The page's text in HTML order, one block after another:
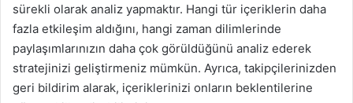
sürekli olarak analiz yapmaktır. Hangi tür içeriklerin daha
fazla etkileşim aldığını, hangi zaman dilimlerinde
paylaşımlarınızın daha çok görüldüğünü analiz ederek
stratejinizi geliştirmeniz mümkün. Ayrıca, takipçilerinizden
geri bildirim alarak, içeriklerinizi onların beklentilerine